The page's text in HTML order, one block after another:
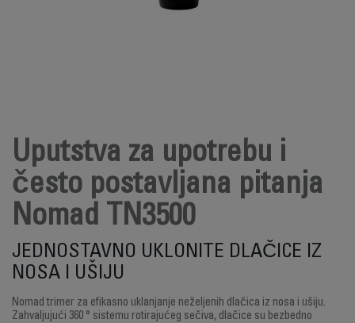
Uputstva za upotrebu i
često postavljana pitanja
Nomad TN3500
JEDNOSTAVNO UKLONITE DLAČICE IZ
NOSA I UŠIJU
Nomad trimer za efikasno uklanjanje neželjenih dlačica iz nosa i ušiju.
Zahvaljujući 360 ° sistemu rotirajućeg sečiva, dlačice su bezbedno